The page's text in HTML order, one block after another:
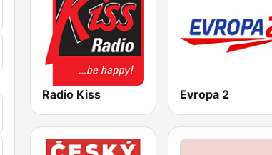
Radio Kiss Evropa 2